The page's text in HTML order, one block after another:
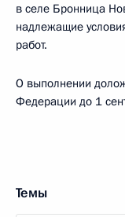
в селе Бронница
надлежащие
работ.
О выполнении
Федерации до 1
Темы